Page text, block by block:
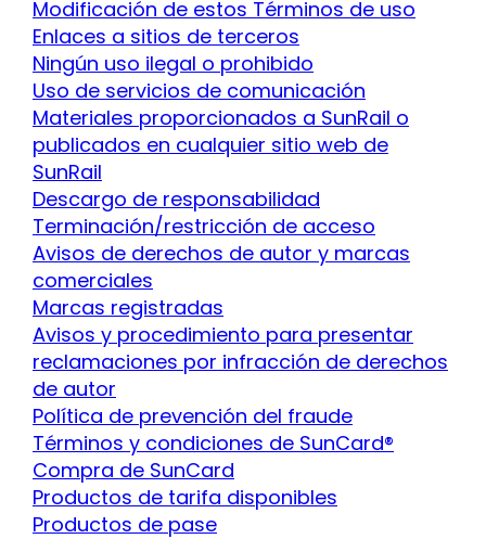
Modificación de estos Términos de uso
Enlaces a sitios de terceros
Ningún uso ilegal o prohibido
Uso de servicios de comunicación
Materiales proporcionados a SunRail o
publicados en cualquier sitio web de
SunRail
Descargo de responsabilidad
Terminación/restricción de acceso
Avisos de derechos de autor y marcas
comerciales
Marcas registradas
Avisos y procedimiento para presentar
reclamaciones por infracción de derechos
de autor
Política de prevención del fraude
Términos y condiciones de SunCard®
Compra de SunCard
Productos de tarifa disponibles
Productos de pase